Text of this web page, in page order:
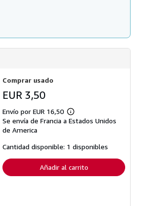
Comprar usado
EUR 3,50
Envío por EUR 16,50
Más
información
tarifas
de
envío
Se envía de Francia a Estados Unidos
de America
Cantidad disponible: 1 disponibles
Añadir al carrito